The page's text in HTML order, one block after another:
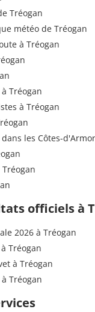
Tréogan
météo de Tréogan
à Tréogan
Tréogan
à Tréogan
les Côtes-d'Armor
officiels à
2026 à Tréogan
Tréogan
à Tréogan
Tréogan